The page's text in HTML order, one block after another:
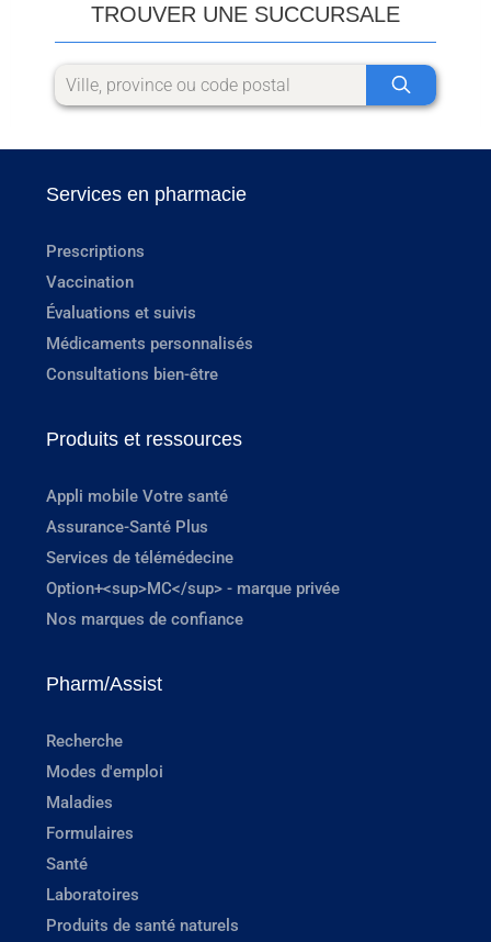
TROUVER UNE SUCCURSALE
Services en pharmacie
Prescriptions
Vaccination
Évaluations et suivis
Médicaments personnalisés
Consultations bien-être
Produits et ressources
Appli mobile Votre santé
Assurance-Santé Plus
Services de télémédecine
Option+<sup>MC</sup> - marque privée
Nos marques de confiance
Pharm/Assist
Recherche
Modes d'emploi
Maladies
Formulaires
Santé
Laboratoires
Produits de santé naturels